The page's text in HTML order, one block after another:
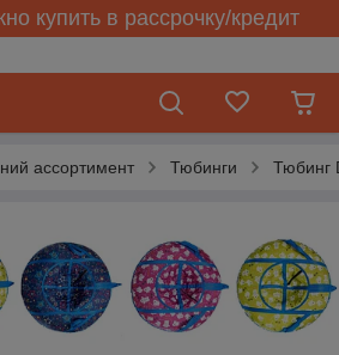
купить в рассрочку/кредит
ассортимент Тюбинги Тюбинг